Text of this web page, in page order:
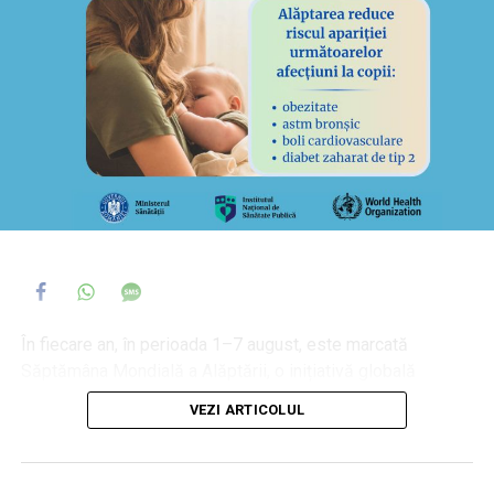
contribuind astfel la creșterea eficienței energetice a
acesteia. Proiectul „Reabilitare termică la clădirea
Spitalului de Psihiatrie Sfântul Nicolae din Roman“ a fost
semnat în 2018, când la Consiliul Județean Neamț era
președinte Ionel Arsene.
susținută de Organizația Mondială a Sănătății (OMS),
UNICEF, ministerele sănătății din numeroase țări și
VEZI ARTICOLUL